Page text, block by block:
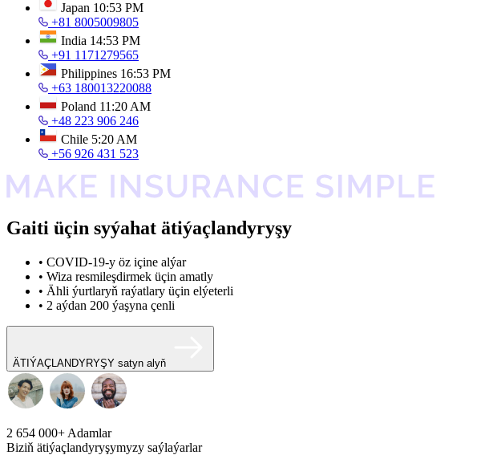
Japan 10:53 PM
+81 8005009805
India 14:53 PM
+91 1171279565
Philippines 16:53 PM
+63 180013220088
Poland 11:20 AM
+48 223 906 246
Chile 5:20 AM
+56 926 431 523
Gaiti üçin syýahat ätiýaçlandyryşy
• COVID-19-y öz içine alýar
• Wiza resmileşdirmek üçin amatly
• Ähli ýurtlaryň raýatlary üçin elýeterli
• 2 aýdan 200 ýaşyna çenli
ÄTIÝAÇLANDYRYŞY satyn alyň
2 654 000+ Adamlar
Biziň ätiýaçlandyryşymyzy saýlaýarlar